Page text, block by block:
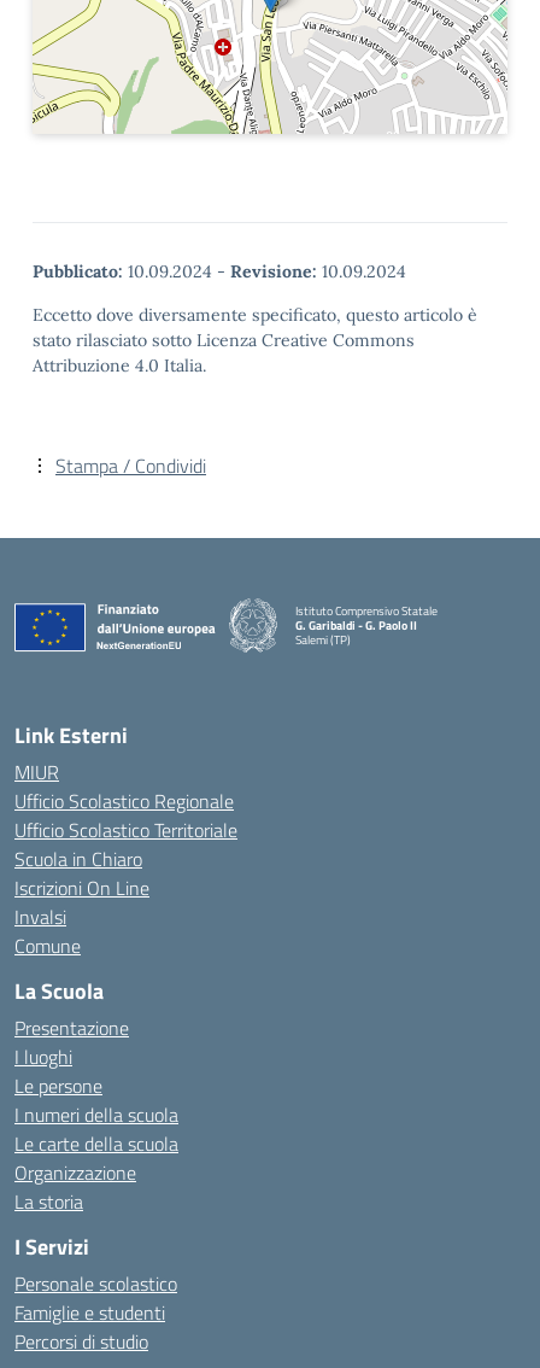
Pubblicato: 10.09.2024 - Revisione: 10.09.2024
Eccetto dove diversamente specificato, questo articolo è
stato rilasciato sotto Licenza Creative Commons
Attribuzione 4.0 Italia.
Stampa / Condividi
Istituto Comprensivo Statale
G. Garibaldi - G. Paolo II
Salemi (TP)
Link Esterni
MIUR
Ufficio Scolastico Regionale
Ufficio Scolastico Territoriale
Scuola in Chiaro
Iscrizioni On Line
Invalsi
Comune
La Scuola
Presentazione
I luoghi
Le persone
I numeri della scuola
Le carte della scuola
Organizzazione
La storia
I Servizi
Personale scolastico
Famiglie e studenti
Percorsi di studio